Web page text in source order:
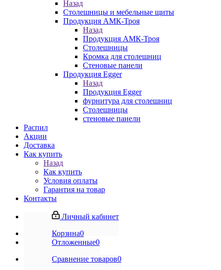
Назад
Столешницы и мебельные щиты
Продукция АМК-Троя
Назад
Продукция АМК-Троя
Столешницы
Кромка для столешниц
Стеновые панели
Продукция Egger
Назад
Продукция Egger
фурнитура для столешниц
Столешницы
стеновые панели
Распил
Акции
Доставка
Как купить
Назад
Как купить
Условия оплаты
Гарантия на товар
Контакты
Личный кабинет
Корзина0
Отложенные0
Сравнение товаров0